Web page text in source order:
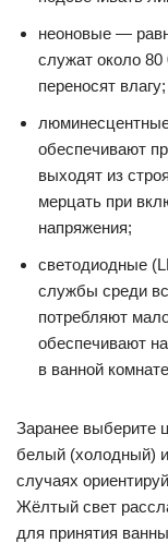
неоновые —
служат около
переносят влагу;
обеспечивают
выходят из
мерцать при
напряжения;
светодиодные
службы среди
потребляют
обеспечивают
в ванной
Заранее выберите
белый (холодный)
случаях
Жёлтый свет
для принятия